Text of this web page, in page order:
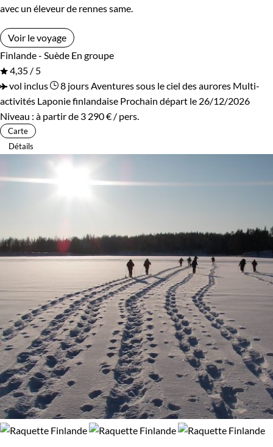
avec un éleveur de rennes same.
Voir le voyage
Finlande - Suède En groupe
4,35 / 5
vol inclus
8 joursAventures sous le ciel des aurores Multi-
activités Laponie finlandaise Prochain départ le 26/12/2026
Niveau : à partir de 3 290 € / pers.
Carte
Détails